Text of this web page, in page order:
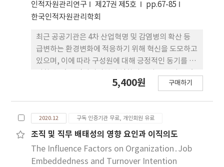
연구에서는 더욱 다양한 기업 본원적 요소의 영향에
관하여 살펴볼 필요가 있을 것이다.
인적자원관리연구 제27권 제5호
pp.67-85
한국인적자원관리학회
최근 공공기관은 4차 산업혁명 및 감염병의 확산 등
급변하는 환경변화에 적응하기 위해 혁신을 도모하고
있으며, 이에 따라 구성원에 대해 긍정적인 동기를 부
다. 본 연구에서는 공공기관 내 진성리더십과 구성원
이를 위해 A공공기관에 재직 중인 직원들을 대상으로
총 350부의 설문지를 배포하여 이 중 유효한 설문인
215부에 대하여 통계분석을 실시하였다. 분석결과 진
성리더십은 혁신행동에 긍정적인 영향을 미치는 것으
5,400원 구매하기
2020.12 구독 인증기관 무료, 개인회원 유료
조직 및 직무 배태성의 영향 요인과 이직의도
The Influence Factors on Organization․Job
Embeddedness and Turnover Intention